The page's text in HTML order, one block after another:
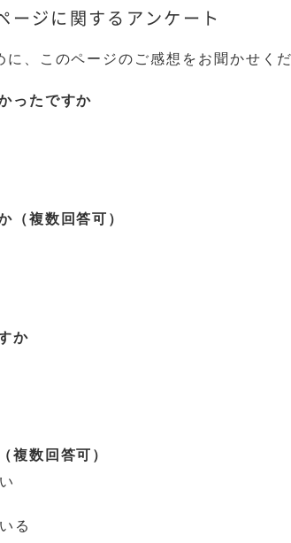
ージに関するアンケート
に、このページのご感想をお聞かせく
ったですか
（複数回答可）
か
複数回答可）
る